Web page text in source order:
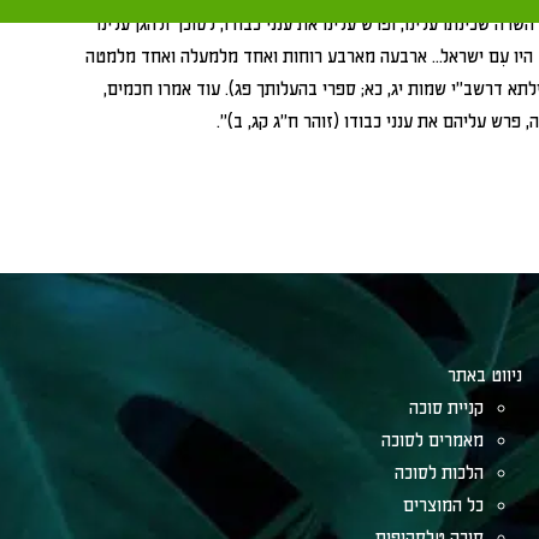
שכינתו עלינו, ופרש עלינו את ענני כבודו, לסוכך ולהגן עלינו
היו עִם ישראל… ארבעה מארבע רוחות ואחד מלמעלה ואחד מלמטה
דרשב"י שמות יג, כא; ספרי בהעלותך פג). עוד אמרו חכמים,
עליהם את ענני כבודו (זוהר ח"ג קג, ב)".
ניווט באתר
קניית סוכה
מאמרים לסוכה
הלכות לסוכה
כל המוצרים